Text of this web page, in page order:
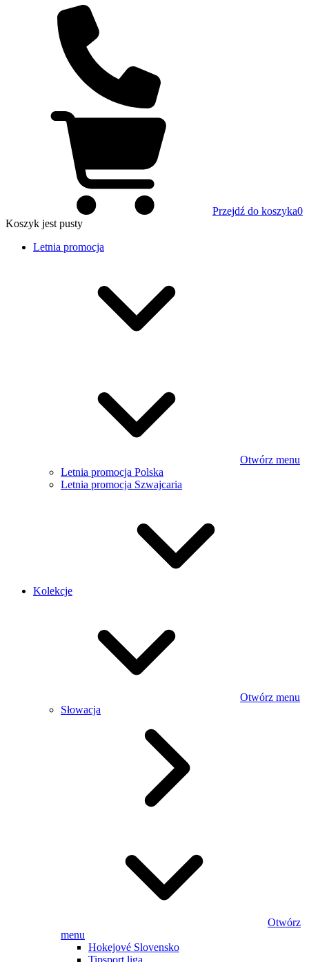
Przejdź do koszyka0
Koszyk jest pusty
Letnia promocja
Otwórz menu
Letnia promocja Polska
Letnia promocja Szwajcaria
Kolekcje
Otwórz menu
Słowacja
Otwórz
menu
Hokejové Slovensko
Tipsport liga